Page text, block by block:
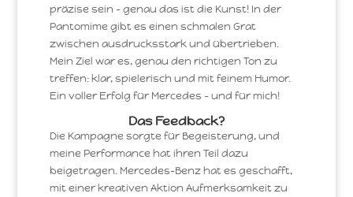
präzise sein – genau das ist die Kunst! In der
Pantomime gibt es einen schmalen Grat
zwischen ausdrucksstark und übertrieben.
Mein Ziel war es, genau den richtigen Ton zu
treffen: klar, spielerisch und mit feinem Humor.
Ein voller Erfolg für Mercedes – und für mich!
Das Feedback?
Die Kampagne sorgte für Begeisterung, und
meine Performance hat ihren Teil dazu
beigetragen. Mercedes-Benz hat es geschafft,
mit einer kreativen Aktion Aufmerksamkeit zu